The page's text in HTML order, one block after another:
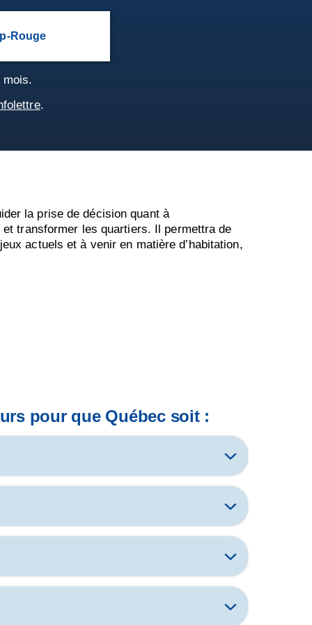
Rouge
mois.
.
la prise de décision quant à
transformer les quartiers. Il permettra de
actuels et à venir en matière d’habitation,
pour que Québec soit :